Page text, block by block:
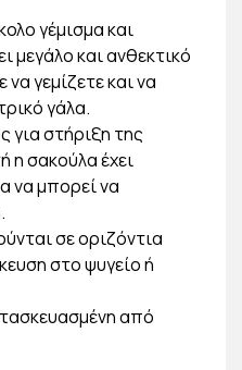
γέμισμα και
μεγάλο και ανθεκτικό
γεμίζετε και να
γάλα.
για στήριξη της
η σακούλα έχει
να μπορεί να
σε οριζόντια
στο ψυγείο ή
από